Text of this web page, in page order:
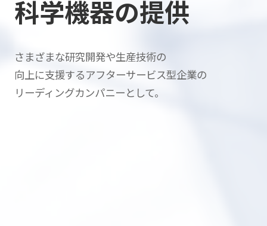
科学機器の提供
さまざまな研究開発や生産技術の
向上に支援するアフターサービス型企業の
リーディングカンパニーとして。